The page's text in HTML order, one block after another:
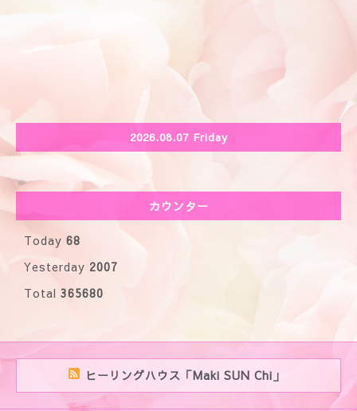
2026.08.07 Friday
カウンター
Today 68
Yesterday 2007
Total 365680
ヒーリングハウス「Maki SUN Chi」